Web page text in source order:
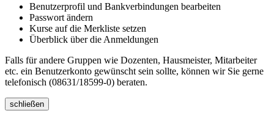
Benutzerprofil und Bankverbindungen bearbeiten
Passwort ändern
Kurse auf die Merkliste setzen
Überblick über die Anmeldungen
Falls für andere Gruppen wie Dozenten, Hausmeister, Mitarbeiter
etc. ein Benutzerkonto gewünscht sein sollte, können wir Sie gerne
telefonisch (08631/18599-0) beraten.
schließen